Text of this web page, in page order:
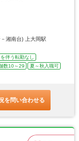
湘南台) 上大岡駅
伴う転勤なし
数10～29
夏～秋入職可
を問い合わせる